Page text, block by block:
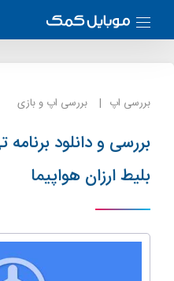
بررسی اپ بررسی اپ و بازی
بلیط ارزان هواپیما